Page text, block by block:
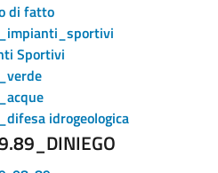
di fatto
Sportivi
idrogeologica